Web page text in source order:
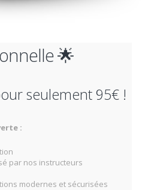
🌟
seulement 95€ !
:
par nos instructeurs
modernes et sécurisées